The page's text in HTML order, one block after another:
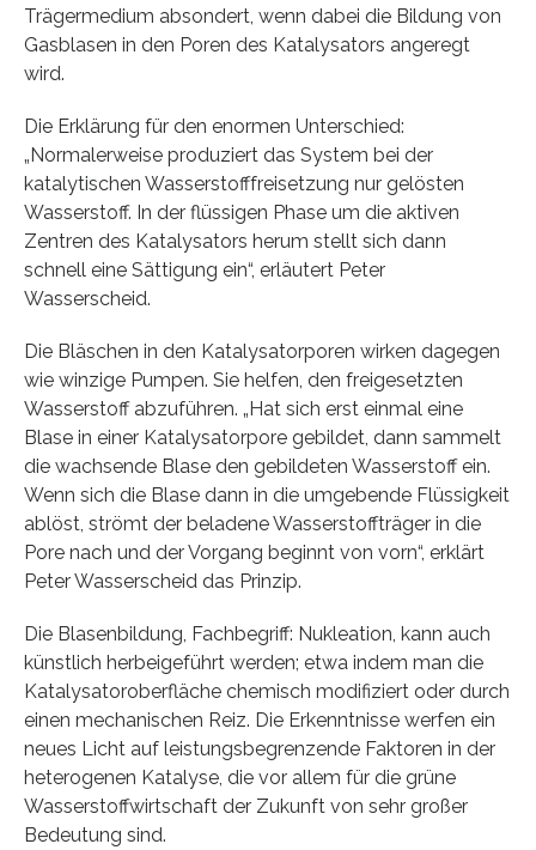
Trägermedium absondert, wenn dabei die Bildung von
Gasblasen in den Poren des Katalysators angeregt
wird.
Die Erklärung für den enormen Unterschied:
„Normalerweise produziert das System bei der
katalytischen Wasserstofffreisetzung nur gelösten
Wasserstoff. In der flüssigen Phase um die aktiven
Zentren des Katalysators herum stellt sich dann
schnell eine Sättigung ein“, erläutert Peter
Wasserscheid.
Die Bläschen in den Katalysatorporen wirken dagegen
wie winzige Pumpen. Sie helfen, den freigesetzten
Wasserstoff abzuführen. „Hat sich erst einmal eine
Blase in einer Katalysatorpore gebildet, dann sammelt
die wachsende Blase den gebildeten Wasserstoff ein.
Wenn sich die Blase dann in die umgebende Flüssigkeit
ablöst, strömt der beladene Wasserstoffträger in die
Pore nach und der Vorgang beginnt von vorn“, erklärt
Peter Wasserscheid das Prinzip.
Die Blasenbildung, Fachbegriff: Nukleation, kann auch
künstlich herbeigeführt werden; etwa indem man die
Katalysatoroberfläche chemisch modifiziert oder durch
einen mechanischen Reiz. Die Erkenntnisse werfen ein
neues Licht auf leistungsbegrenzende Faktoren in der
heterogenen Katalyse, die vor allem für die grüne
Wasserstoffwirtschaft der Zukunft von sehr großer
Bedeutung sind.